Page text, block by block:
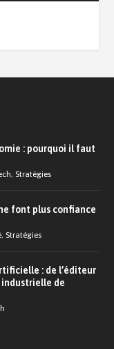
: pourquoi il faut
, Stratégies
font plus confiance
, Stratégies
: de l’éditeur
de